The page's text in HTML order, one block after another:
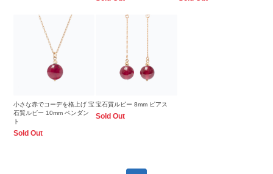
小さな赤でコーデを格上げ 宝
石質ルビー 10mm ペンダン
ト
Sold Out
宝石質ルビー 8mm ピアス
Sold Out